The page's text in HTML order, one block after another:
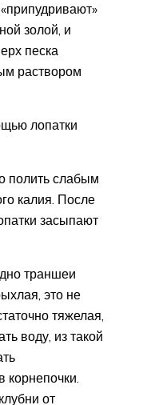
золой, и
песка
раствором
лопатки
полить слабым
калия. После
засыпают
траншеи
это не
тяжелая,
воду, из такой
корнепочки.
от